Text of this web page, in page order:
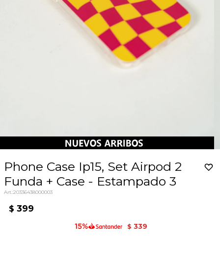
Phone Case Ip15, Set Airpod 2
Funda + Case - Estampado 3
20336438000003
$ 399
$ 339